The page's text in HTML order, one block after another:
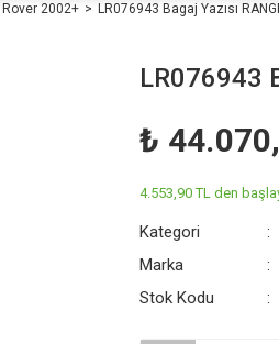
Rover 2002+ LR076943 Bagaj Yazısı
LR076943
₺
4.553,90 TL den
Kategori
Marka
Stok Kodu